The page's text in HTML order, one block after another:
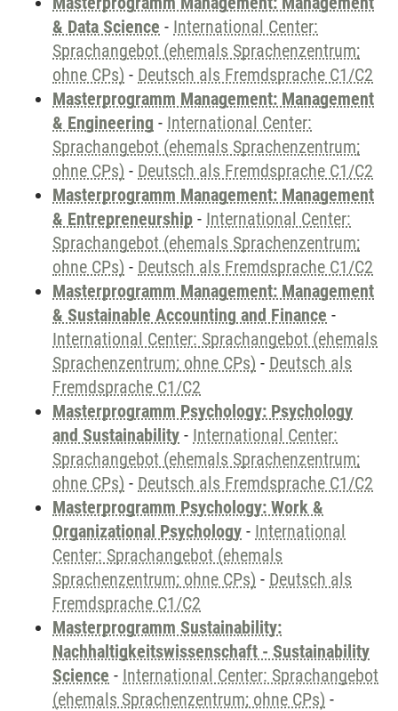
& Data Science - International Center:
Sprachangebot (ehemals Sprachenzentrum;
ohne CPs) - Deutsch als Fremdsprache C1/C2
Masterprogramm Management: Management
& Engineering - International Center:
Sprachangebot (ehemals Sprachenzentrum;
ohne CPs) - Deutsch als Fremdsprache C1/C2
Masterprogramm Management: Management
& Entrepreneurship - International Center:
Sprachangebot (ehemals Sprachenzentrum;
ohne CPs) - Deutsch als Fremdsprache C1/C2
Masterprogramm Management: Management
& Sustainable Accounting and Finance -
International Center: Sprachangebot (ehemals
Sprachenzentrum; ohne CPs) - Deutsch als
Fremdsprache C1/C2
Masterprogramm Psychology: Psychology
and Sustainability - International Center:
Sprachangebot (ehemals Sprachenzentrum;
ohne CPs) - Deutsch als Fremdsprache C1/C2
Masterprogramm Psychology: Work &
Organizational Psychology - International
Center: Sprachangebot (ehemals
Sprachenzentrum; ohne CPs) - Deutsch als
Fremdsprache C1/C2
Masterprogramm Sustainability:
Nachhaltigkeitswissenschaft - Sustainability
Science - International Center: Sprachangebot
(ehemals Sprachenzentrum; ohne CPs) -